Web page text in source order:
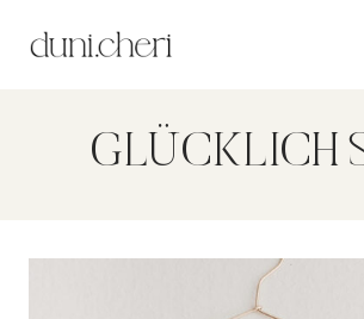
Inhalt
GLÜCKLICH